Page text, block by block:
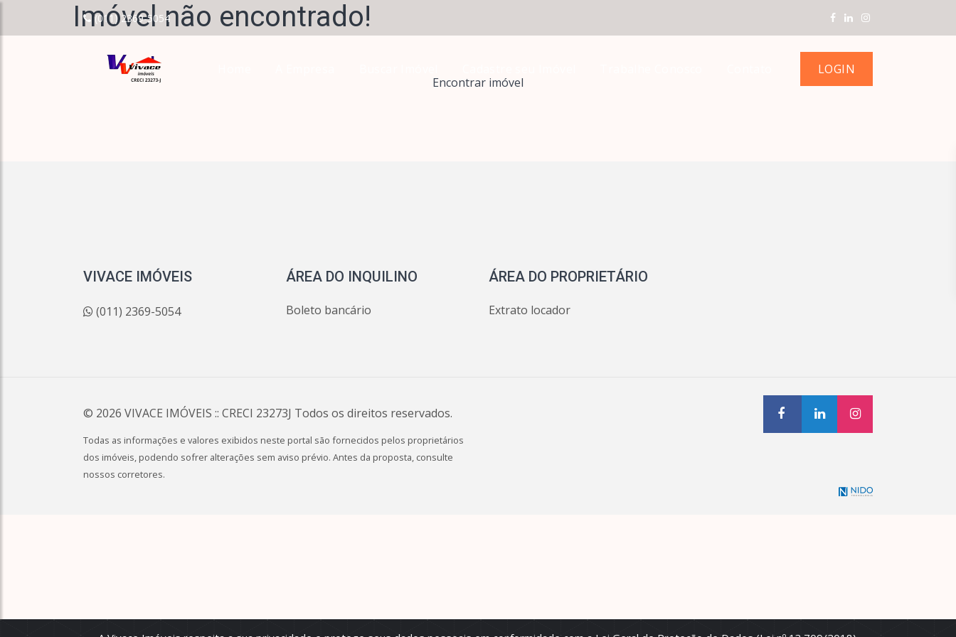
(011) 2369-5054
LOGIN
Imóvel não encontrado!
Encontrar imóvel
VIVACE IMÓVEIS
(011) 2369-5054
ÁREA DO INQUILINO
Boleto bancário
ÁREA DO PROPRIETÁRIO
Extrato locador
© 2026 VIVACE IMÓVEIS :: CRECI 23273J Todos os direitos reservados.
Todas as informações e valores exibidos neste portal são fornecidos pelos proprietários
dos imóveis, podendo sofrer alterações sem aviso prévio. Antes da proposta, consulte
nossos corretores.